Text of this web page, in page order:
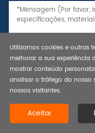
Copyright © 2021 tubos de
5l line pipe-bestar steel
Utilizamos cookies e outras
melhorar a sua experiência
mostrar conteúdo
analisar o tráfego do nosso
nossos visitantes.
Aceitar